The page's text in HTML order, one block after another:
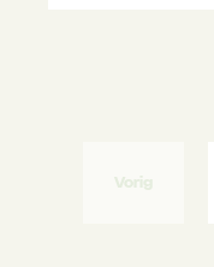
Vorig